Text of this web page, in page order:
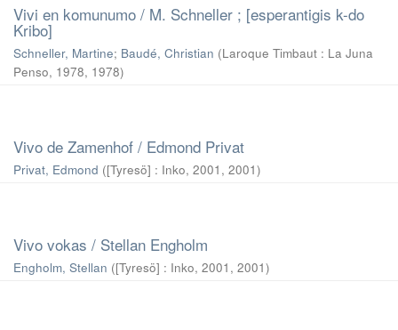
Vivi en komunumo / M. Schneller ; [esperantigis k-do
Kribo]
Schneller, Martine; Baudé, Christian (Laroque Timbaut : La Juna
Penso, 1978, 1978)
Vivo de Zamenhof / Edmond Privat
Privat, Edmond ([Tyresö] : Inko, 2001 , 2001)
Vivo vokas / Stellan Engholm
Engholm, Stellan ([Tyresö] : Inko, 2001 , 2001)